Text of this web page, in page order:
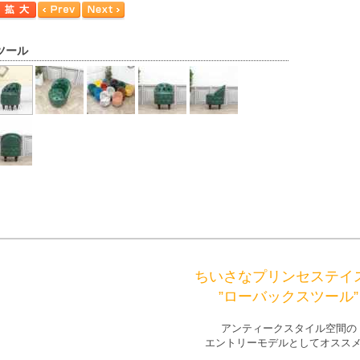
ール
ちいさなプリンセステイ
”ローバックスツール”
アンティークスタイル空間の
エントリーモデルとしてオススメ